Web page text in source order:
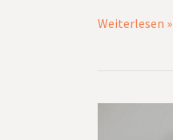
Weiterlesen »